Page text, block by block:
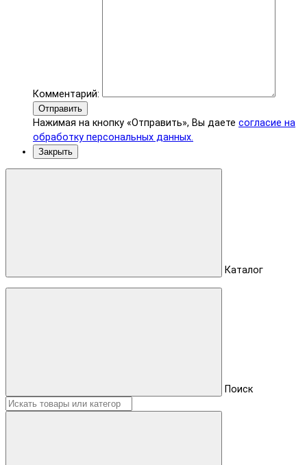
Комментарий:
Отправить
Нажимая на кнопку «Отправить», Вы даете согласие на
обработку персональных данных.
Закрыть
Каталог
Поиск